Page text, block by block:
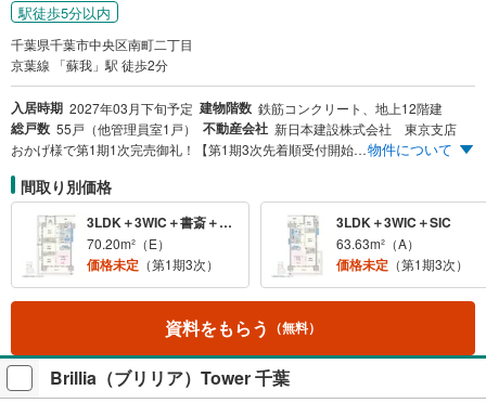
駅徒歩5分以内
千葉県千葉市中央区南町二丁目
京葉線 「蘇我」駅 徒歩2分
入居時期 2027年03月下旬予定 建物階数 鉄筋コンクリート、地上12階建
総戸数 55戸（他管理員室1戸） 不動産会社 新日本建設株式会社 東京支店
おかげ様で第1期1次完売御礼！【第1期3次先着順受付開始】来場予約受付開始 2030年の住宅標準 ZEH-M認定レジデンス 主要エリアへ軽快なアクセス「千葉」駅へ直通5分 ハーバーシティ蘇我など利便施設が身近に 最新設備と豊富な収納 1LDK～3LDKの多彩なプラン ※1.Realnetマンションサマリ調べ。（2026年1月23日時点）販売期間:1995年～2025年12月/投資、コーポラティブ、タウンハウスは除外。 ※2.MRC調べ。対象期間:2015年～2025年11月15日までのMRC調査・補足に基づく分譲マンションデータ。 ※3.Realnetマンションサマリ調べ。（2026年1月23日時点）販売期間:2025年12月迄に分譲され、2026年1月23日時点で販売中であった物件が対象/投資、コーポラティブ、タウンハウスは除外。 ※4.2019年～2024年のJR総武線［千葉県］沿線で事業主・施工・管理においてすべて1位。※2025年2月時点、Realnetマンションサマリ調べ。※対象期間:2010年1月～2025年7月15日までのMRC調査・捕捉に基づく分譲マンションデータ。※総武線市川駅～千葉駅が徒歩圏の2020年～2024年に発売された新築マンションが対象。※JV物件については、販売戸数を社数で単純按分した値を各社の戸数として採用しています。※戸数は分譲開始時点でのデータであり、会社の合併や倒産に関する修正はしていません。 ※記載の電車所要時間は、通勤時7:00～9:00到着駅着としています。（ ）は日中時10:00～16:00となります。所要時間には乗り換え時間を含みます。「ジョルダン乗換案内」調べ（2026年1月現在）。物件について
間取り別価格
3LDK＋3WIC＋書斎＋ST＋SIC
70.20m²（E）
価格未定 （第1期3次）
3LDK＋3WIC＋SIC
63.63m²（A）
価格未定 （第1期3次）
資料をもらう （無料）
Brillia（ブリリア）Tower 千葉